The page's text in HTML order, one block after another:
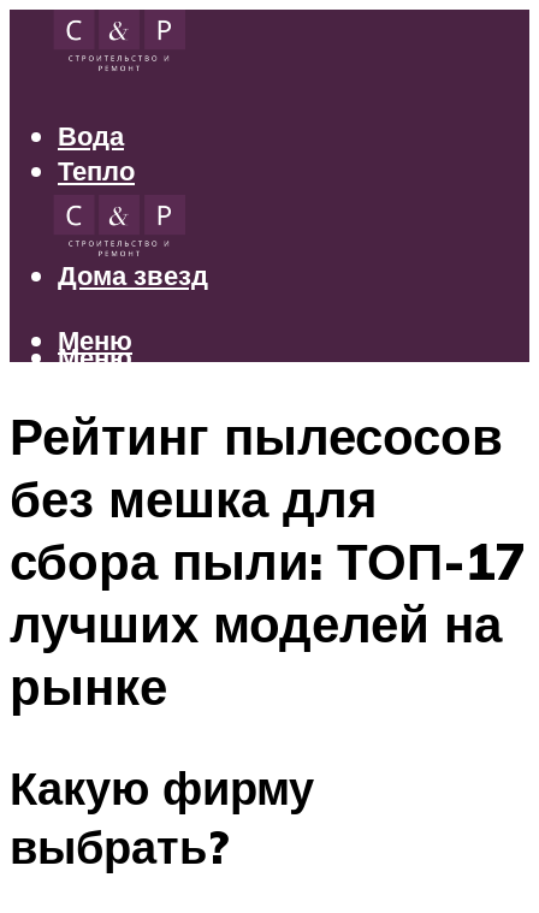
Вода
Тепло
Электрика
Свет
Дома звезд
Меню
Меню
Рейтинг пылесосов
без мешка для
сбора пыли: ТОП-17
лучших моделей на
рынке
Какую фирму
выбрать?